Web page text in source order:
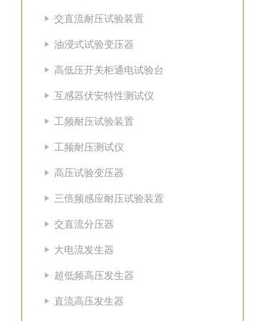
交直流耐压试验装置
油浸式试验变压器
高低压开关柜通电试验台
互感器伏安特性测试仪
工频耐压试验装置
工频耐压测试仪
高压试验变压器
三倍频感应耐压试验装置
交直流分压器
大电流发生器
超低频高压发生器
直流高压发生器